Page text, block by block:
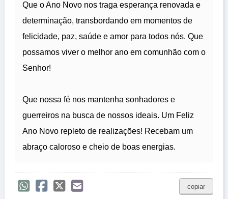
Que o Ano Novo nos traga esperança renovada e
determinação, transbordando em momentos de
felicidade, paz, saúde e amor para todos nós. Que
possamos viver o melhor ano em comunhão com o
Senhor!
Que nossa fé nos mantenha sonhadores e
guerreiros na busca de nossos ideais. Um Feliz
Ano Novo repleto de realizações! Recebam um
abraço caloroso e cheio de boas energias.
copiar